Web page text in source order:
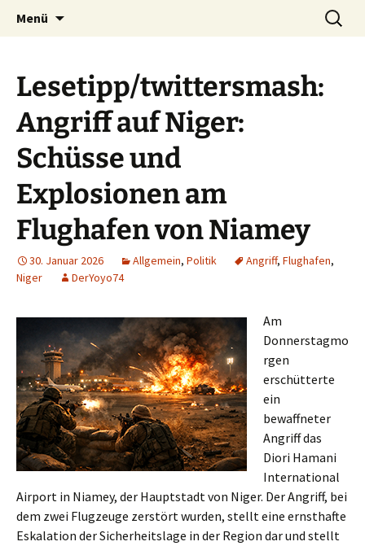
AFRICA live
Seit 1998: Aktuelles aus und mit Bezug zu
Afrika
Menü
Suchen
nach:
Lesetipp/twittersmash:
Angriff auf Niger:
Schüsse und
Explosionen am
Flughafen von Niamey
30. Januar 2026 Allgemein, Politik Angriff, Flughafen,
Niger
DerYoyo74
Am
Donnerstagmo
rgen
erschütterte
ein
bewaffneter
Angriff das
Diori Hamani
International
Airport in Niamey, der Hauptstadt von Niger. Der Angriff, bei
dem zwei Flugzeuge zerstört wurden, stellt eine ernsthafte
Eskalation der Sicherheitslage in der Region dar und stellt